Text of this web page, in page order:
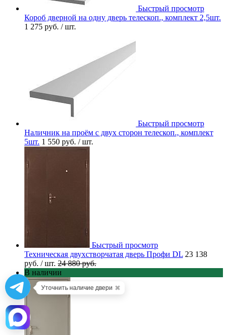
Быстрый просмотр
Короб дверной на одну дверь телескоп., комплект 2,5шт.
1 275 руб. / шт.
Быстрый просмотр
Наличник на проём с двух сторон телескоп., комплект
5шт. 1 550 руб. / шт.
Быстрый просмотр
Техническая двухстворчатая дверь Профи DL 23 138
руб. / шт. 24 880 руб.
В наличии
Уточнить наличие двери ✖